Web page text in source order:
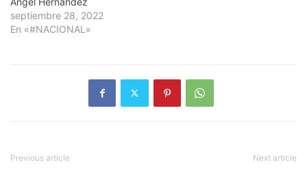
septiembre 28, 2022
En «#NACIONAL»
Previous article Next article